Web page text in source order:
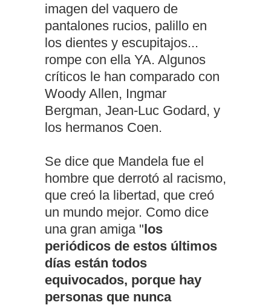
imagen del vaquero de
pantalones rucios, palillo en
los dientes y escupitajos...
rompe con ella YA. Algunos
críticos le han comparado con
Woody Allen, Ingmar
Bergman, Jean-Luc Godard, y
los hermanos Coen.
Se dice que Mandela fue el
hombre que derrotó al racismo,
que creó la libertad, que creó
un mundo mejor. Como dice
una gran amiga "los
periódicos de estos últimos
días están todos
equivocados, porque hay
personas que nunca